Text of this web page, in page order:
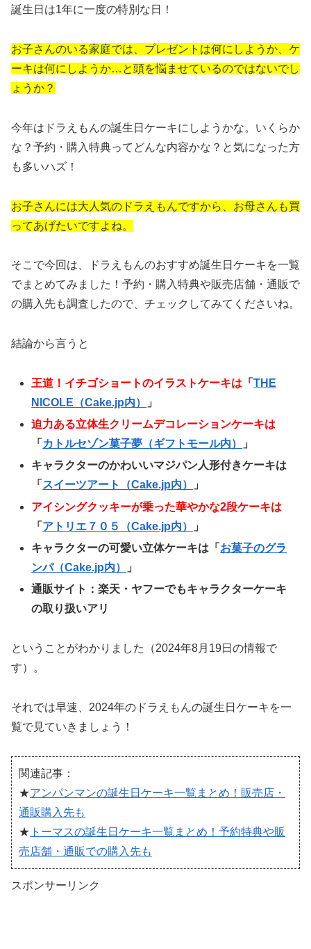
誕生日は1年に一度の特別な日！
お子さんのいる家庭では、プレゼントは何にしようか、ケ
ーキは何にしようか…と頭を悩ませているのではないでし
ょうか？
今年はドラえもんの誕生日ケーキにしようかな。いくらか
な？予約・購入特典ってどんな内容かな？と気になった方
も多いハズ！
お子さんには大人気のドラえもんですから、お母さんも買
ってあげたいですよね。
そこで今回は、ドラえもんのおすすめ誕生日ケーキを一覧
でまとめてみました！予約・購入特典や販売店舗・通販で
の購入先も調査したので、チェックしてみてくださいね。
結論から言うと
王道！イチゴショートのイラストケーキは 「THE
NICOLE（Cake.jp内）
」
迫力ある立体生クリームデコレーションケーキは
「 カトルセゾン菓子夢（ギフトモール内）
」
キャラクターのかわいいマジパン人形付きケーキは
「 スイーツアート（Cake.jp内）
」
アイシングクッキーが乗った華やかな2段ケーキは
「 アトリエ７０５（Cake.jp内）
」
キャラクターの可愛い立体ケーキは「 お菓子のグラ
ンパ（Cake.jp内）
」
通販サイト：楽天・ヤフーでもキャラクターケーキ
の取り扱いアリ
ということがわかりました（2024年8月19日の情報で
す）。
それでは早速、2024年のドラえもんの誕生日ケーキを一
覧で見ていきましょう！
関連記事：
★アンパンマンの誕生日ケーキ一覧まとめ！販売店・
通販購入先も
★ トーマスの誕生日ケーキ一覧まとめ！予約特典や販
売店舗・通販での購入先も
スポンサーリンク